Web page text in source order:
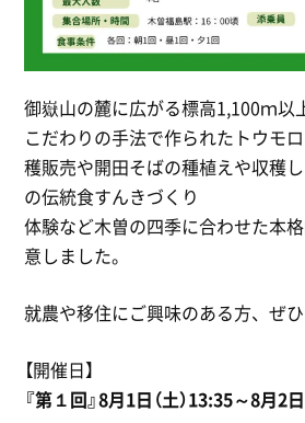
御嶽山の麓に広がる標高1,100ｍ以
こだわりの手法で作られたトウモ
穫販売や開田そばの種植えや収穫
の伝統食すんきづくり
体験など木曽の四季に合わせた本
意しました。
就農や移住にご興味のある方、ぜひ
【開催日】
『第１回』8月1日（土）13:35～8月2